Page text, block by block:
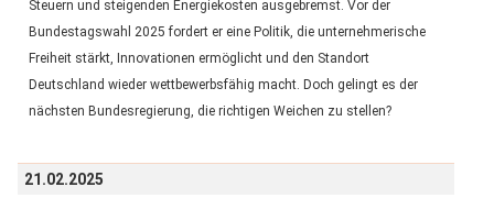
Steuern und steigenden Energiekosten ausgebremst. Vor der
Bundestagswahl 2025 fordert er eine Politik, die unternehmerische
Freiheit stärkt, Innovationen ermöglicht und den Standort
Deutschland wieder wettbewerbsfähig macht. Doch gelingt es der
nächsten Bundesregierung, die richtigen Weichen zu stellen?
21.02.2025